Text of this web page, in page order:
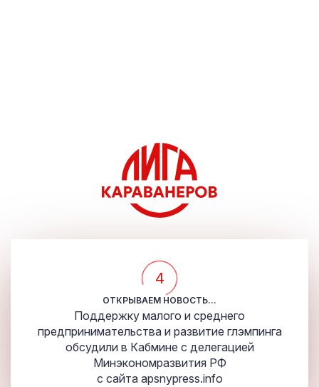
4
ОТКРЫВАЕМ НОВОСТЬ...
Поддержку малого и среднего
предпринимательства и развитие глэмпинга
обсудили в Кабмине с делегацией
Минэкономразвития РФ
с сайта apsnypress.info